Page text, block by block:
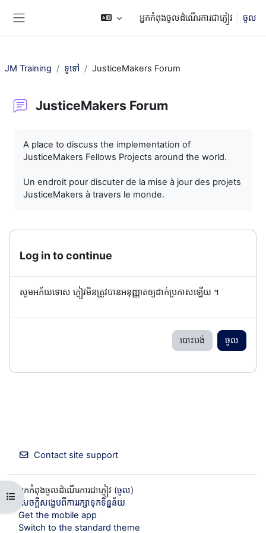
អ្នកកំពុងចូលដំណើរការជាភ្ញៀវ ចូល
Open course index
JM Training ទូទៅ JusticeMakers Forum
JusticeMakers Forum
A place to discuss the implementation of
JusticeMakers Fellows Projects around the world.
Un endroit pour discuter de la mise à jour des projets
JusticeMakers à travers le monde.
Log in to continue
សូមអភ័យទោស ភ្ញៀវមិនត្រូវបានអនុញ្ញាតឲ្យដាក់ប្រកាសឡើយ ។
បោះបង់ ចូល
Contact site support
អ្នកកំពុងចូលដំណើរការជាភ្ញៀវ (ចូល)
សេចក្តីសង្ខេបពីការរក្សាទុកទិន្នន័យ
Get the mobile app
Switch to the standard theme